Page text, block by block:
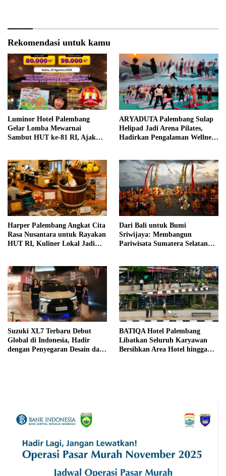
Rekomendasi untuk kamu
Luminor Hotel Palembang
Gelar Lomba Mewarnai
Sambut HUT ke-81 RI, Ajak
ARYADUTA Palembang Sulap
Helipad Jadi Arena Pilates,
Hadirkan Pengalaman Wellness
Harper Palembang Angkat Cita
Rasa Nusantara untuk Rayakan
HUT RI, Kuliner Lokal Jadi
Dari Bali untuk Bumi
Sriwijaya: Membangun
Pariwisata Sumatera Selatan
Suzuki XL7 Terbaru Debut
Global di Indonesia, Hadir
dengan Penyegaran Desain dan
BATIQA Hotel Palembang
Libatkan Seluruh Karyawan
Bersihkan Area Hotel hingga